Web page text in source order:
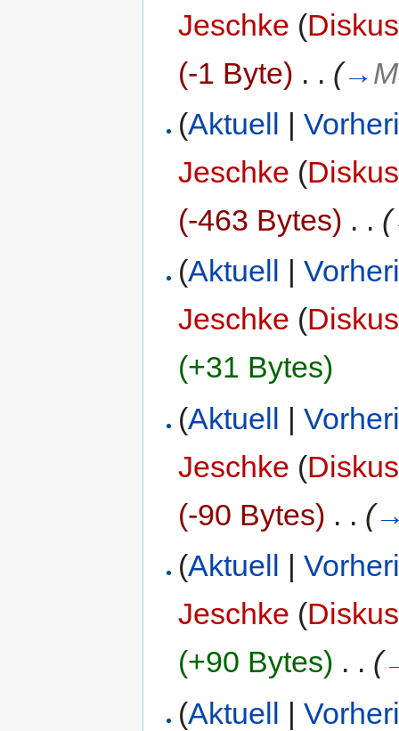
Jeschke (
(-1 Byte) . . (→
(Aktuell |
Jeschke (
(-463 Bytes) . . (
(Aktuell |
Jeschke (
(+31 Bytes)
(Aktuell |
Jeschke (
(-90 Bytes) . . (
(Aktuell |
Jeschke (
(+90 Bytes) . . (
(Aktuell |